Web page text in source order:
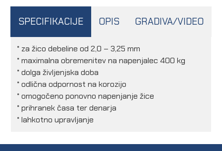
SPECIFIKACIJE OPIS GRADIVA/VIDEO
* za žico debeline od 2,0 – 3,25 mm
* maximalna obremenitev na napenjalec 400 kg
* dolga življenjska doba
* odlična odpornost na korozijo
* omogočeno ponovno napenjanje žice
* prihranek časa ter denarja
* lahkotno upravljanje